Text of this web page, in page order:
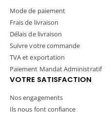
Mode de paiement
Frais de livraison
Délais de livraison
Suivre votre commande
TVA et exportation
Paiement Mandat Administratif
VOTRE SATISFACTION
Nos engagements
Ils nous font confiance